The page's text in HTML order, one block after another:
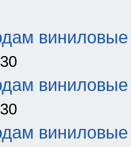
виниловые
виниловые
виниловые